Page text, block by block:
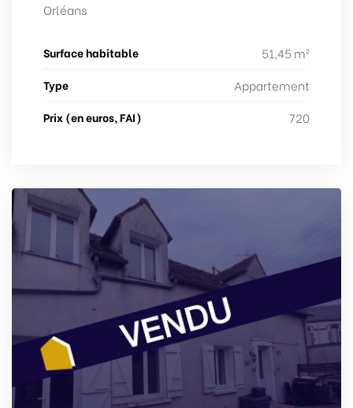
Orléans
Surface habitable 51,45 m²
Type Appartement
Prix (en euros, FAI) 720